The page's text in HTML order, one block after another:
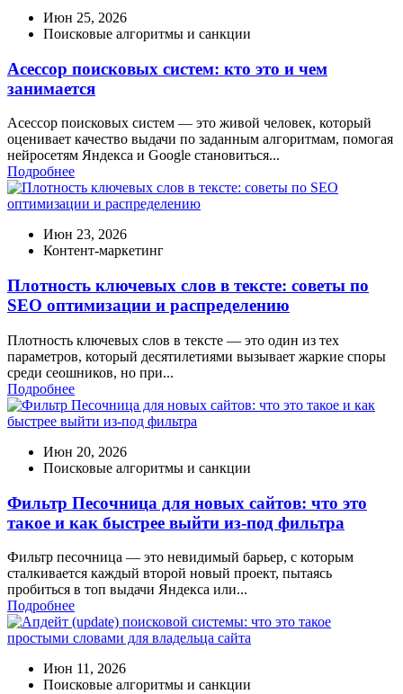
Июн 25, 2026
Поисковые алгоритмы и санкции
Асессор поисковых систем: кто это и чем
занимается
Асессор поисковых систем — это живой человек, который
оценивает качество выдачи по заданным алгоритмам, помогая
нейросетям Яндекса и Google становиться...
Подробнее
Июн 23, 2026
Контент-маркетинг
Плотность ключевых слов в тексте: советы по
SEO оптимизации и распределению
Плотность ключевых слов в тексте — это один из тех
параметров, который десятилетиями вызывает жаркие споры
среди сеошников, но при...
Подробнее
Июн 20, 2026
Поисковые алгоритмы и санкции
Фильтр Песочница для новых сайтов: что это
такое и как быстрее выйти из-под фильтра
Фильтр песочница — это невидимый барьер, с которым
сталкивается каждый второй новый проект, пытаясь
пробиться в топ выдачи Яндекса или...
Подробнее
Июн 11, 2026
Поисковые алгоритмы и санкции